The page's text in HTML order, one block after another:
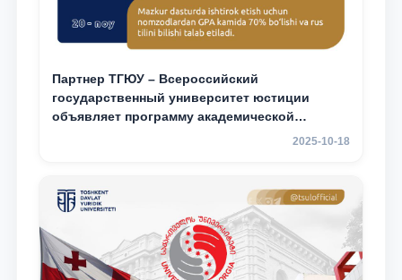
Партнер ТГЮУ – Всероссийский
государственный университет юстиции
объявляет программу академической
мобильности для студентов 2–3 курсов ТГЮУ
2025-10-18